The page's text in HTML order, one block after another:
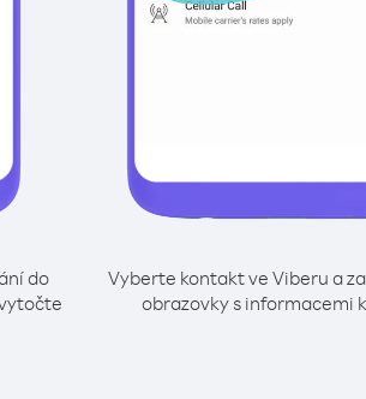
do
Vyberte kontakt ve Viberu a
obrazovky s informacemi